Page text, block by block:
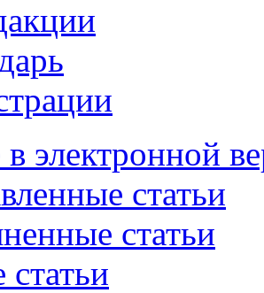
электронной
статьи
статьи